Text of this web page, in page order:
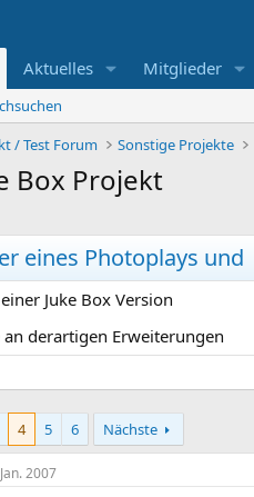
Aktuelles Mitglieder
/ Test Forum Sonstige Projekte
Box Projekt
eines Photoplays und
Juke Box Version
derartigen Erweiterungen
4 5 6 Nächste
2007